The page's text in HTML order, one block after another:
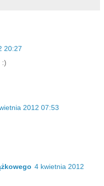
20:27
:)
2012 07:53
4 kwietnia 2012